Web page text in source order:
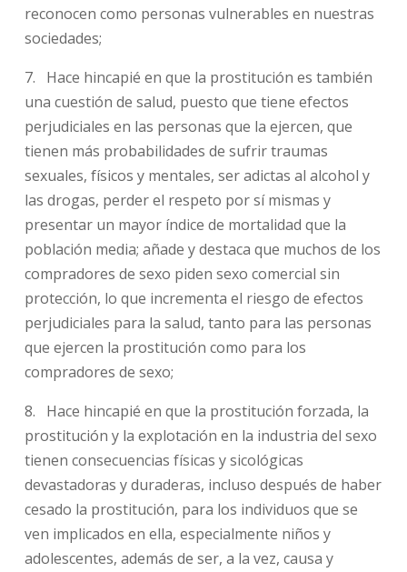
reconocen como personas vulnerables en nuestras
sociedades;
7. Hace hincapié en que la prostitución es también
una cuestión de salud, puesto que tiene efectos
perjudiciales en las personas que la ejercen, que
tienen más probabilidades de sufrir traumas
sexuales, físicos y mentales, ser adictas al alcohol y
las drogas, perder el respeto por sí mismas y
presentar un mayor índice de mortalidad que la
población media; añade y destaca que muchos de los
compradores de sexo piden sexo comercial sin
protección, lo que incrementa el riesgo de efectos
perjudiciales para la salud, tanto para las personas
que ejercen la prostitución como para los
compradores de sexo;
8. Hace hincapié en que la prostitución forzada, la
prostitución y la explotación en la industria del sexo
tienen consecuencias físicas y sicológicas
devastadoras y duraderas, incluso después de haber
cesado la prostitución, para los individuos que se
ven implicados en ella, especialmente niños y
adolescentes, además de ser, a la vez, causa y